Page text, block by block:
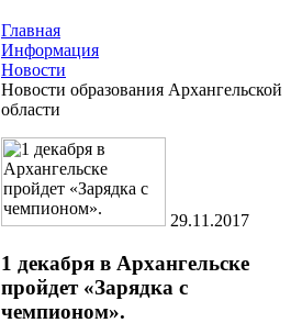
Главная
Информация
Новости
Новости образования Архангельской
области
29.11.2017
1 декабря в Архангельске
пройдет «Зарядка с
чемпионом».